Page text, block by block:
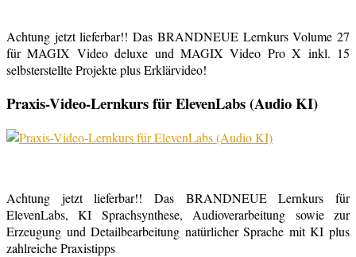
Achtung jetzt lieferbar!! Das BRANDNEUE Lernkurs Volume 27
für MAGIX Video deluxe und MAGIX Video Pro X inkl. 15
selbsterstellte Projekte plus Erklärvideo!
Praxis-Video-Lernkurs für ElevenLabs (Audio KI)
Achtung jetzt lieferbar!! Das BRANDNEUE Lernkurs für
ElevenLabs, KI Sprachsynthese, Audioverarbeitung sowie zur
Erzeugung und Detailbearbeitung natürlicher Sprache mit KI plus
zahlreiche Praxistipps